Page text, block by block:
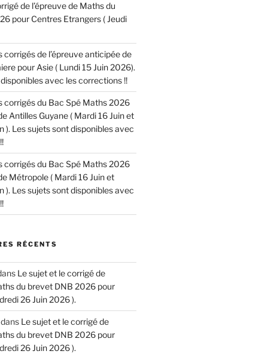
de l’épreuve de Maths du
pour Centres Etrangers ( Jeudi
corrigés de l’épreuve anticipée de
pour Asie ( Lundi 15 Juin 2026).
avec les corrections !!
corrigés du Bac Spé Maths 2026
Antilles Guyane ( Mardi 16 Juin et
). Les sujets sont disponibles avec
corrigés du Bac Spé Maths 2026
Métropole ( Mardi 16 Juin et
). Les sujets sont disponibles avec
RÉCENTS
Le sujet et le corrigé de
du brevet DNB 2026 pour
26 Juin 2026 ).
Le sujet et le corrigé de
du brevet DNB 2026 pour
26 Juin 2026 ).